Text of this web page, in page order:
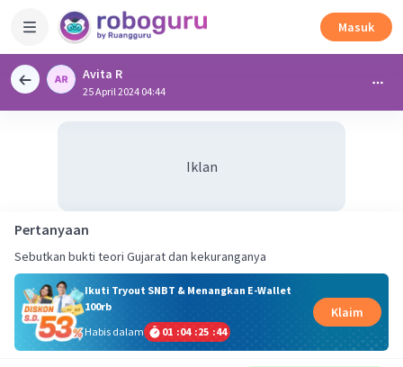
Masuk
Avita R
25 April 2024 04:44
Iklan
Pertanyaan
Sebutkan bukti teori Gujarat dan kekuranganya
Ikuti Tryout SNBT & Menangkan E-Wallet
100rb
Habis dalam
01 :04 :25 :43
Klaim